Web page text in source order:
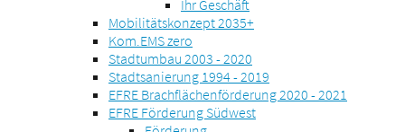
Ihr Geschäft
Mobilitätskonzept 2035+
Kom.EMS zero
Stadtumbau 2003 - 2020
Stadtsanierung 1994 - 2019
EFRE Brachflächenförderung 2020 - 2021
EFRE Förderung Südwest